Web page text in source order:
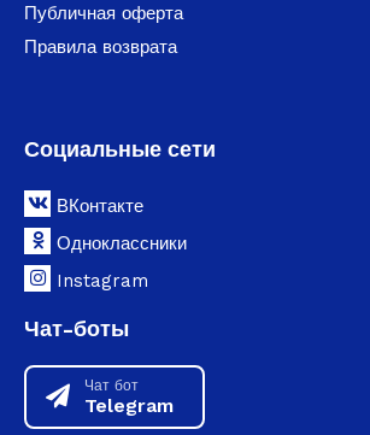
Публичная оферта
Правила возврата
Социальные сети
ВКонтакте
Одноклассники
Instagram
Чат-боты
Чат бот
Telegram